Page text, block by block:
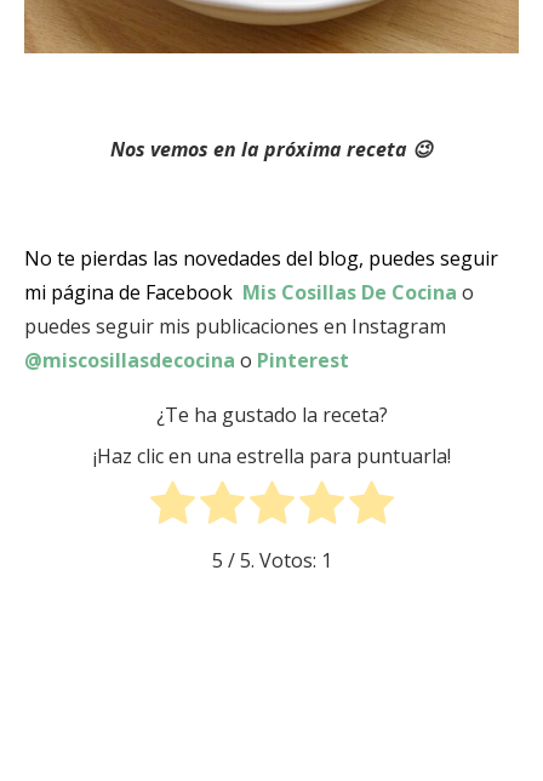
Nos vemos en la próxima receta 😉
No te pierdas las novedades del blog, puedes seguir
mi página de Facebook Mis Cosillas De Cocina o
puedes seguir mis publicaciones en Instagram
@miscosillasdecocina o Pinterest
¿Te ha gustado la receta?
¡Haz clic en una estrella para puntuarla!
5 / 5. Votos: 1